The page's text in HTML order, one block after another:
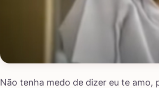
Não tenha medo de dizer eu te amo,